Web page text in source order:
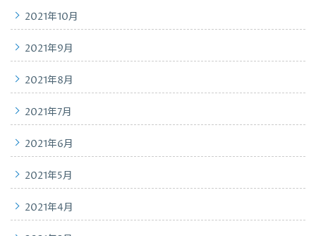
2021年10月
2021年9月
2021年8月
2021年7月
2021年6月
2021年5月
2021年4月